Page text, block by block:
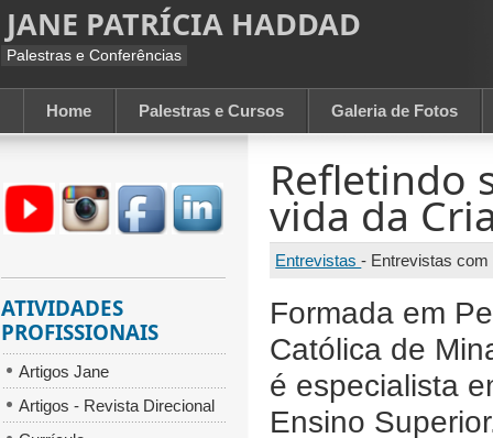
JANE PATRÍCIA HADDAD
Palestras e Conferências
Home Palestras e Cursos Galeria de Fotos
Refletindo
vida da
Entrevistas- Entrevistas com
Formada em
Católica de
é especialista
Ensino
ATIVIDADES
PROFISSIONAIS
Artigos Jane
Artigos - Revista Direcional